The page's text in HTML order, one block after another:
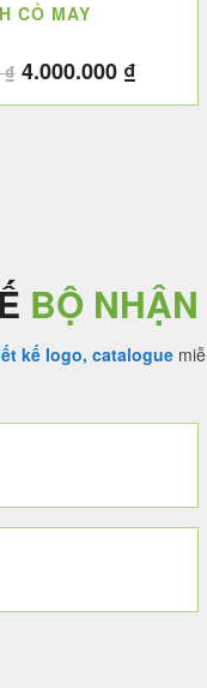
CỎ MAY
₫ Giá
gốc
4.000.000 ₫Giá
hiện
BỘ
kế logo, catalogue